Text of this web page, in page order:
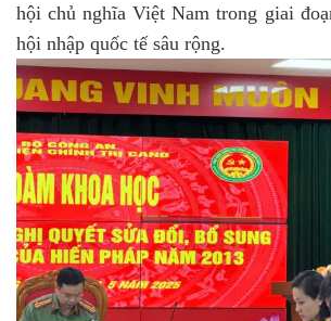
hội chủ nghĩa Việt Nam trong giai
hội nhập quốc tế sâu rộng.